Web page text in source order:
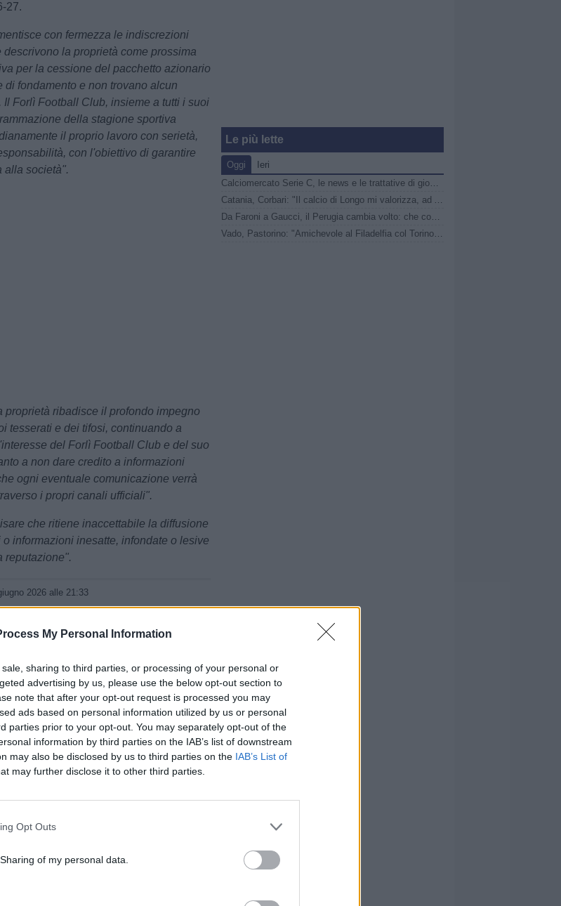
My Personal Information
sharing to third parties, or processing of your personal or
advertising by us, please use the below opt-out section to
note that after your opt-out request is processed you may
ads based on personal information utilized by us or personal
parties prior to your opt-out. You may separately opt-out of the
information by third parties on the IAB’s list of downstream
may also be disclosed by us to third parties on the IAB’s List of
may further disclose it to other third parties.
Opt Outs
of my personal data.
27.
con fermezza le indiscrezioni
la proprietà come prossima
per la cessione del pacchetto azionario
fondamento e non trovano alcun
Forlì Football Club, insieme a tutti i suoi
della stagione sportiva
il proprio lavoro con serietà,
con l'obiettivo di garantire
alla società".
proprietà ribadisce il profondo impegno
tesserati e dei tifosi, continuando a
del Forlì Football Club e del suo
a non dare credito a informazioni
ogni eventuale comunicazione verrà
i propri canali ufficiali".
che ritiene inaccettabile la diffusione
informazioni inesatte, infondate o lesive
reputazione".
2026 alle 21:33
B
Le più lette
Oggi
Ieri
Calciomercato Serie C, le news e le trattative di giovedì 6 agosto | LIVE
Catania, Corbari: "Il calcio di Longo mi valorizza, ad Ascoli momenti indescrivibili"
Da Faroni a Gaucci, il Perugia cambia volto: che cosa è ArenaCuri?
Vado, Pastorino: "Amichevole al Filadelfia col Torino speciale, noi senza paura"